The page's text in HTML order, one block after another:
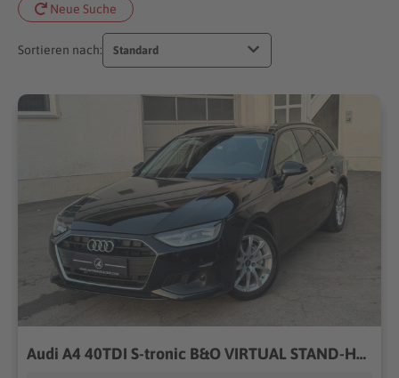
Neue Suche
Sortieren nach: Standard
Audi A4 40TDI S-tronic B&O VIRTUAL STAND-HZ CARPLAY